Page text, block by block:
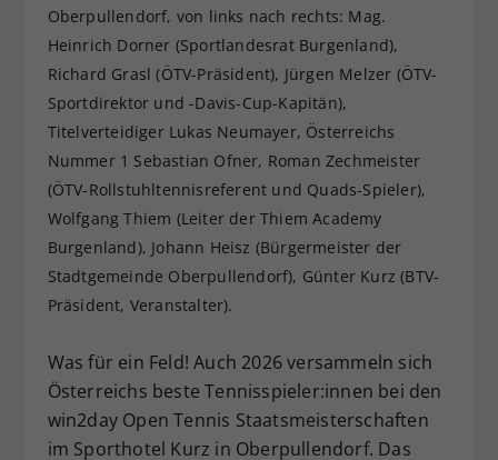
Oberpullendorf, von links nach rechts: Mag.
Heinrich Dorner (Sportlandesrat Burgenland),
Richard Grasl (ÖTV-Präsident), Jürgen Melzer (ÖTV-
Sportdirektor und -Davis-Cup-Kapitän),
Titelverteidiger Lukas Neumayer, Österreichs
Nummer 1 Sebastian Ofner, Roman Zechmeister
(ÖTV-Rollstuhltennisreferent und Quads-Spieler),
Wolfgang Thiem (Leiter der Thiem Academy
Burgenland), Johann Heisz (Bürgermeister der
Stadtgemeinde Oberpullendorf), Günter Kurz (BTV-
Präsident, Veranstalter).
Was für ein Feld! Auch 2026 versammeln sich
Österreichs beste Tennisspieler:innen bei den
win2day Open Tennis Staatsmeisterschaften
im Sporthotel Kurz in Oberpullendorf. Das
Zweck
Dieser Wert speichert Ihre Consent-
Einstellungen. Unter anderem eine
zufällig generierte ID, für die
historische Speicherung Ihrer
vorgenommen Einstellungen, falls der
hat.